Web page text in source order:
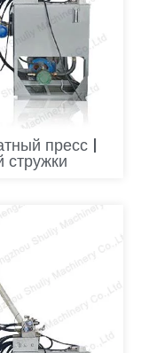
пресс |